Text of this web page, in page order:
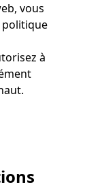
vous
politique
à